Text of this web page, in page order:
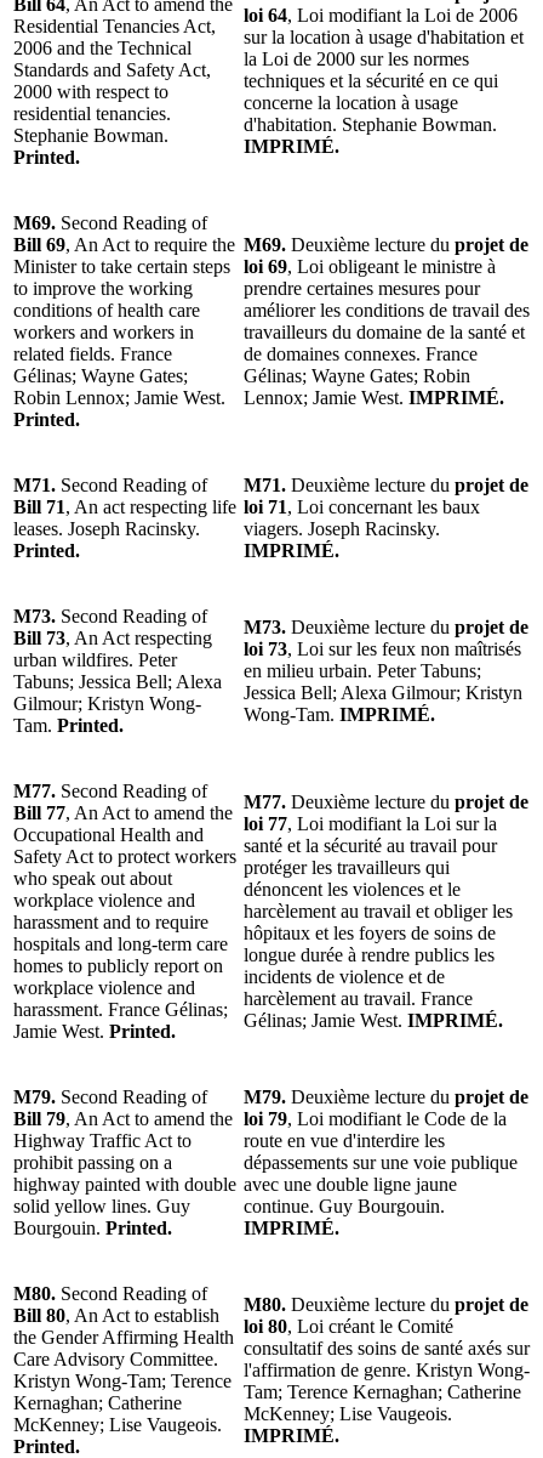
Residential Tenancies Act,
2006 and the Technical
Standards and Safety Act,
2000 with respect to
residential tenancies.
Stephanie Bowman.
Printed.
loi 64, Loi modifiant la Loi de 2006
sur la location à usage d'habitation et
la Loi de 2000 sur les normes
techniques et la sécurité en ce qui
concerne la location à usage
d'habitation. Stephanie Bowman.
IMPRIMÉ.
M69. Second Reading of
Bill 69, An Act to require the
Minister to take certain steps
to improve the working
conditions of health care
workers and workers in
related fields. France
Gélinas; Wayne Gates;
Robin Lennox; Jamie West.
Printed.
M69. Deuxième lecture du projet de
loi 69, Loi obligeant le ministre à
prendre certaines mesures pour
améliorer les conditions de travail des
travailleurs du domaine de la santé et
de domaines connexes. France
Gélinas; Wayne Gates; Robin
Lennox; Jamie West. IMPRIMÉ.
M71. Second Reading of
Bill 71, An act respecting life
leases. Joseph Racinsky.
Printed.
M71. Deuxième lecture du projet de
loi 71, Loi concernant les baux
viagers. Joseph Racinsky.
IMPRIMÉ.
M73. Second Reading of
Bill 73, An Act respecting
urban wildfires. Peter
Tabuns; Jessica Bell; Alexa
Gilmour; Kristyn Wong-
Tam. Printed.
M73. Deuxième lecture du projet de
loi 73, Loi sur les feux non maîtrisés
en milieu urbain. Peter Tabuns;
Jessica Bell; Alexa Gilmour; Kristyn
Wong-Tam. IMPRIMÉ.
M77. Second Reading of
Bill 77, An Act to amend the
Occupational Health and
Safety Act to protect workers
who speak out about
workplace violence and
harassment and to require
hospitals and long-term care
homes to publicly report on
workplace violence and
harassment. France Gélinas;
Jamie West. Printed.
M77. Deuxième lecture du projet de
loi 77, Loi modifiant la Loi sur la
santé et la sécurité au travail pour
protéger les travailleurs qui
dénoncent les violences et le
harcèlement au travail et obliger les
hôpitaux et les foyers de soins de
longue durée à rendre publics les
incidents de violence et de
harcèlement au travail. France
Gélinas; Jamie West. IMPRIMÉ.
M79. Second Reading of
Bill 79, An Act to amend the
Highway Traffic Act to
prohibit passing on a
highway painted with double
solid yellow lines. Guy
Bourgouin. Printed.
M79. Deuxième lecture du projet de
loi 79, Loi modifiant le Code de la
route en vue d'interdire les
dépassements sur une voie publique
avec une double ligne jaune
continue. Guy Bourgouin.
IMPRIMÉ.
M80. Second Reading of
Bill 80, An Act to establish
the Gender Affirming Health
Care Advisory Committee.
Kristyn Wong-Tam; Terence
Kernaghan; Catherine
McKenney; Lise Vaugeois.
Printed.
M80. Deuxième lecture du projet de
loi 80, Loi créant le Comité
consultatif des soins de santé axés sur
l'affirmation de genre. Kristyn Wong-
Tam; Terence Kernaghan; Catherine
McKenney; Lise Vaugeois.
IMPRIMÉ.